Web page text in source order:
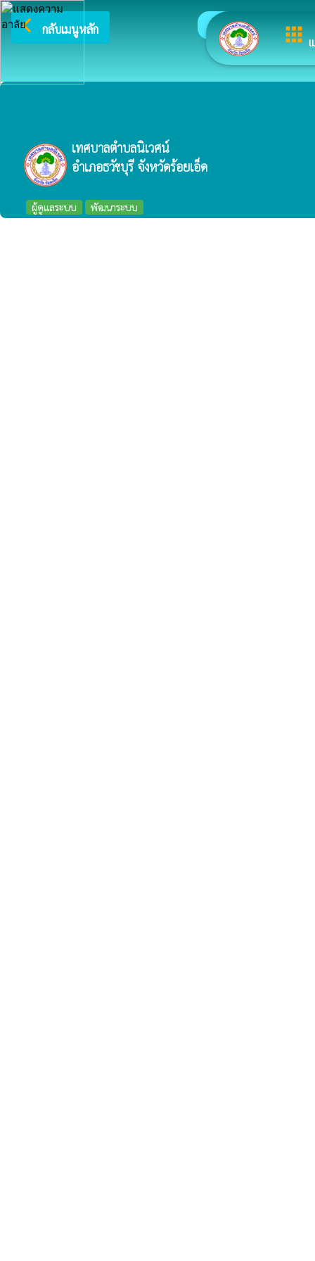
apps
arrow_back_ios กลับเมนูหลัก ยินดีต้อนรับสู่เว็บ
เทศบาลตำบลนิเวศน์
อำเภอธวัชบุรี จังหวัดร้อยเอ็ด
ผู้ดูแลระบบ พัฒนาระบบ